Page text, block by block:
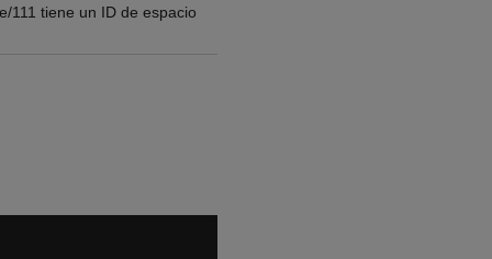
111 tiene un ID de espacio